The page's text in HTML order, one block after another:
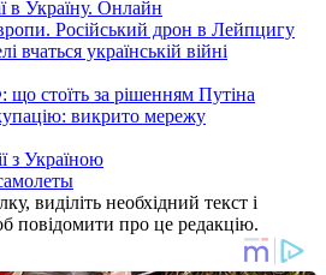
в Україну. Онлайн
Російський дрон в Лейпцигу
вчаться українській війні
що стоїть за рішенням Путіна
викрито мережу
з Україною
виділіть необхідний текст і
повідомити про це редакцію.